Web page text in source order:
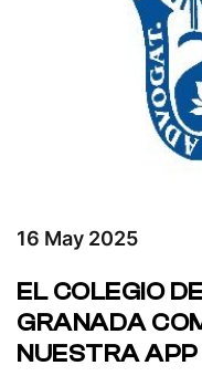
EL COLEGIO
GRANADA
NUESTRA APP
16 May 2025